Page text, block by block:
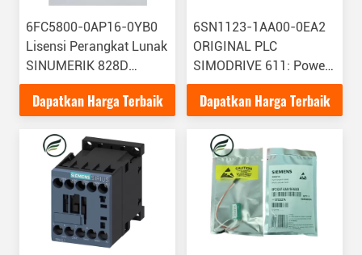
6FC5800-0AP16-0YB0
Lisensi Perangkat Lunak
SINUMERIK 828D
Menawarkan Lisensi
Untuk Pilihan Perangkat
Operasi yang
Ditingkatkan
Dapatkan Harga Terbaik
6SN1123-1AA00-0EA2
ORIGINAL PLC
SIMODRIVE 611: Power
Module 80 A, Pendingin
Internal
Dapatkan Harga Terbaik